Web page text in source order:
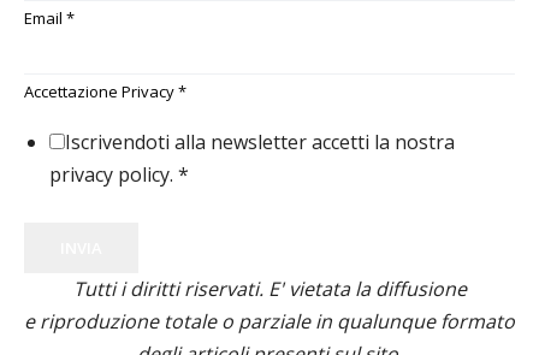
Email *
Accettazione Privacy*
Iscrivendoti alla newsletter accetti la nostra
privacy policy. *
Tutti i diritti riservati. E' vietata la diffusione
e riproduzione totale o parziale in qualunque formato